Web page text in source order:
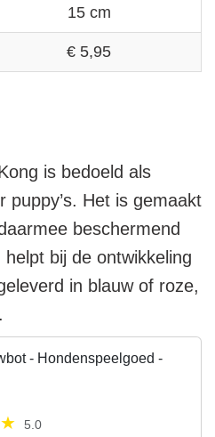
15 cm
€ 5,95
is bedoeld als
puppy’s. Het is gemaakt
beschermend
bij de ontwikkeling
in blauw of roze,
- Hondenspeelgoed -
5.0